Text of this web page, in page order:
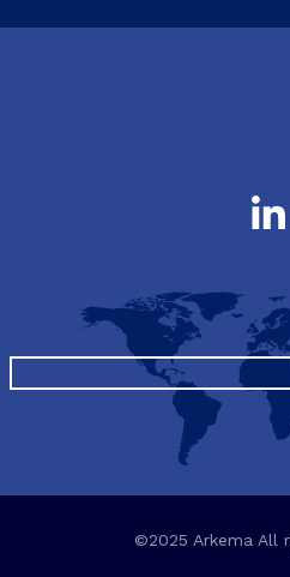
©2025 Arkema All